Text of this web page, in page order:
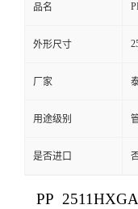
品名
外形尺寸
厂家
用途级别
是否进口
PP